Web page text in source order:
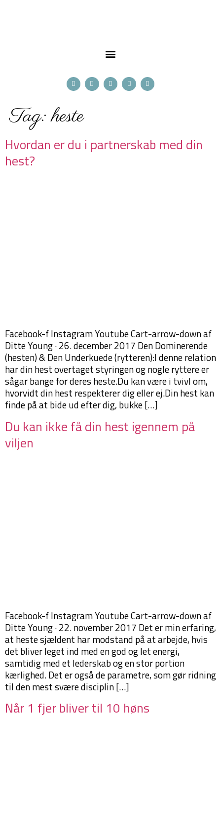
Tag:heste
Hvordan er du i partnerskab med din
hest?
Facebook-f Instagram Youtube Cart-arrow-down af
Ditte Young · 26. december 2017 Den Dominerende
(hesten) & Den Underkuede (rytteren):I denne relation
har din hest overtaget styringen og nogle ryttere er
sågar bange for deres heste.Du kan være i tvivl om,
hvorvidt din hest respekterer dig eller ej.Din hest kan
finde på at bide ud efter dig, bukke […]
Du kan ikke få din hest igennem på
viljen
Facebook-f Instagram Youtube Cart-arrow-down af
Ditte Young · 22. november 2017 Det er min erfaring,
at heste sjældent har modstand på at arbejde, hvis
det bliver leget ind med en god og let energi,
samtidig med et lederskab og en stor portion
kærlighed. Det er også de parametre, som gør ridning
til den mest svære disciplin […]
Når 1 fjer bliver til 10 høns